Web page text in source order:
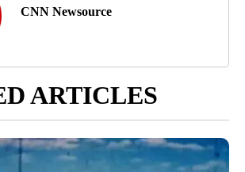
CNN Newsource
ARTICLES